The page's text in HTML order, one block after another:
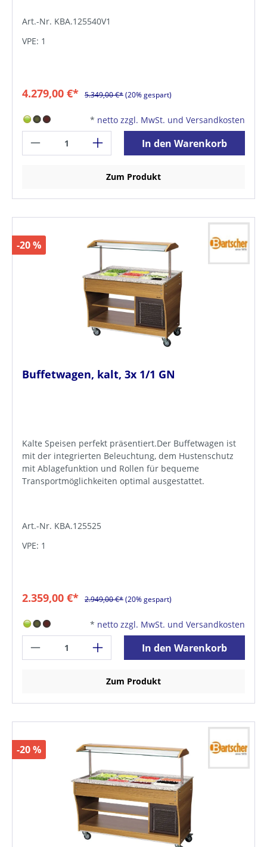
Art.-Nr. KBA.125540V1
VPE: 1
4.279,00 €* 5.349,00 €*(20% gespart)
* netto zzgl. MwSt. und Versandkosten
In den Warenkorb
Zum Produkt
-20 %
Buffetwagen, kalt, 3x 1/1 GN
Kalte Speisen perfekt präsentiert.Der Buffetwagen ist
mit der integrierten Beleuchtung, dem Hustenschutz
mit Ablagefunktion und Rollen für bequeme
Transportmöglichkeiten optimal ausgestattet.
Art.-Nr. KBA.125525
VPE: 1
2.359,00 €* 2.949,00 €*(20% gespart)
* netto zzgl. MwSt. und Versandkosten
In den Warenkorb
Zum Produkt
-20 %